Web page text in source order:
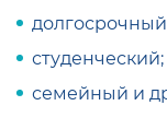
студенческий;
семейный и